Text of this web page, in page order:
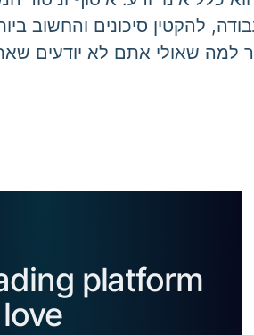
להקטין סיכונים והחשוב
platform